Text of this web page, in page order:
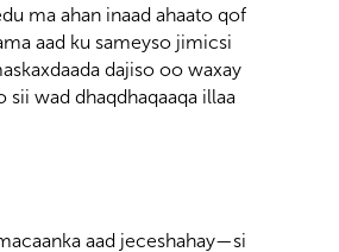
ma ahan inaad ahaato qof
aad ku sameyso jimicsi
dajiso oo waxay
sii wad dhaqdhaqaaqa illaa
aad jeceshahay—si